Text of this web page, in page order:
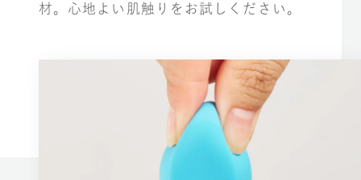
材。心地よい肌触りをお試しください。